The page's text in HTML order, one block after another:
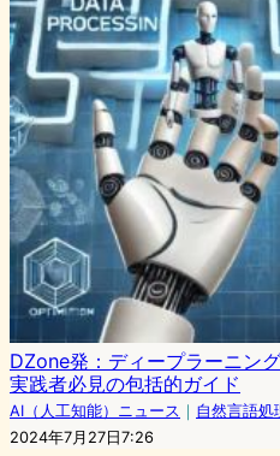
DZone発：ディープラーニン
実践者必見の包括的ガイド
AI（人工知能）ニュース ｜ 自然言語処
2024年7月27日7:26